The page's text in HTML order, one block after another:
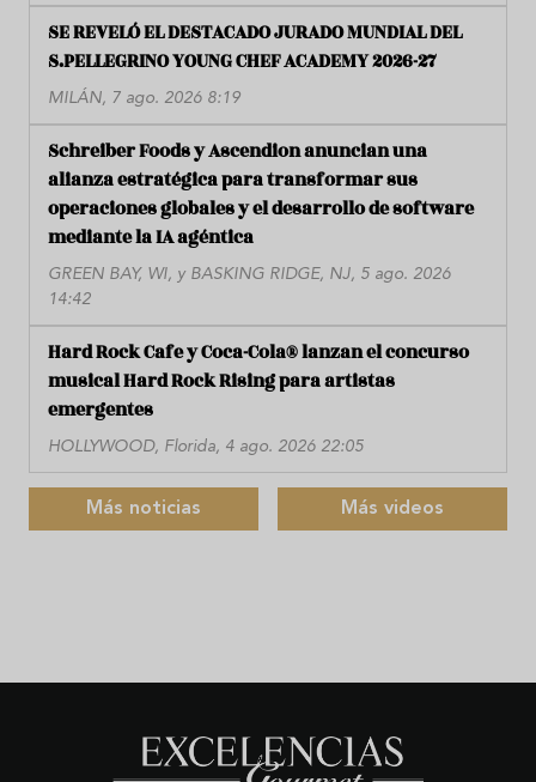
SE REVELÓ EL DESTACADO JURADO MUNDIAL DEL
S.PELLEGRINO YOUNG CHEF ACADEMY 2026-27
MILÁN, 7 ago. 2026 8:19
Schreiber Foods y Ascendion anuncian una
alianza estratégica para transformar sus
operaciones globales y el desarrollo de software
mediante la IA agéntica
GREEN BAY, WI, y BASKING RIDGE, NJ, 5 ago. 2026
14:42
Hard Rock Cafe y Coca-Cola® lanzan el concurso
musical Hard Rock Rising para artistas
emergentes
HOLLYWOOD, Florida, 4 ago. 2026 22:05
Más noticias Más videos